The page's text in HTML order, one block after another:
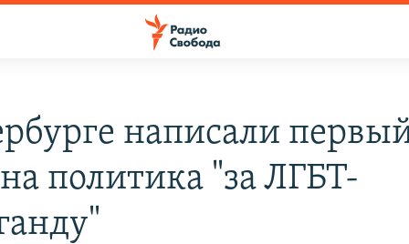
написали
политика "за ЛГБТ-